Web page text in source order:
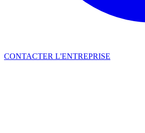
CONTACTER L'ENTREPRISE